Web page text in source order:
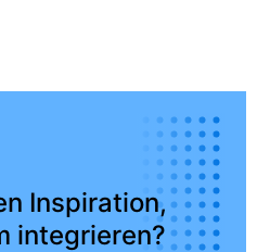
Inspiration,
integrieren?